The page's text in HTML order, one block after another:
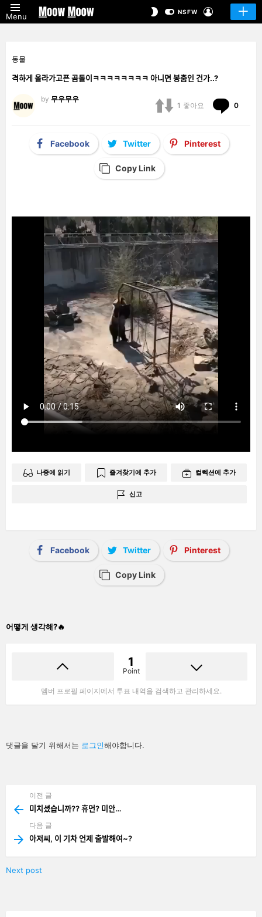
Menu
SWITCHNSFW
동물
격하게 올라가고픈 곰돌이ㅋㅋㅋㅋㅋㅋㅋㅋ 아니면 봉춤인 건가..?
by 무우무우
1 좋아요 0
Facebook Twitter Pinterest
Copy Link
나중에 읽기 즐겨찾기에 추가 컬렉션에 추가
신고
Facebook Twitter Pinterest
Copy Link
어떻게 생각해?🔥
1
Point
멤버 프로필 페이지에서 투표 내역을 검색하고 관리하세요.
답
글
댓글을 달기 위해서는 로그인해야합니다.
more
이전 글
미치셨습니까?? 휴먼? 미안…
다음 글
아저씨, 이 기차 언제 출발해여~?
Next post